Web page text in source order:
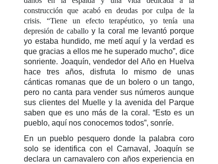
construcción que acabó en deudas por culpa de la
crisis. “Tiene un efecto terapéutico, yo tenía una
depresión de caballoy la coral me levantó porque
yo estaba hundido, me metí aquí y la verdad es
que gracias a ellos me he superado mucho”, dice
sonriente. Joaquín, vendedor del Año en Huelva
hace tres años, disfruta lo mismo de unas
cánticas romanas que de un bolero o un tango,
pero no canta para vender sus números aunque
sus clientes del Muelle y la avenida del Parque
saben que es uno más de la coral. “Esto es un
pueblo, aquí nos conocemos todos”, sonríe.
En un pueblo pesquero donde la palabra coro
solo se identifica con el Carnaval, Joaquín se
declara un carnavalero con años experiencia en